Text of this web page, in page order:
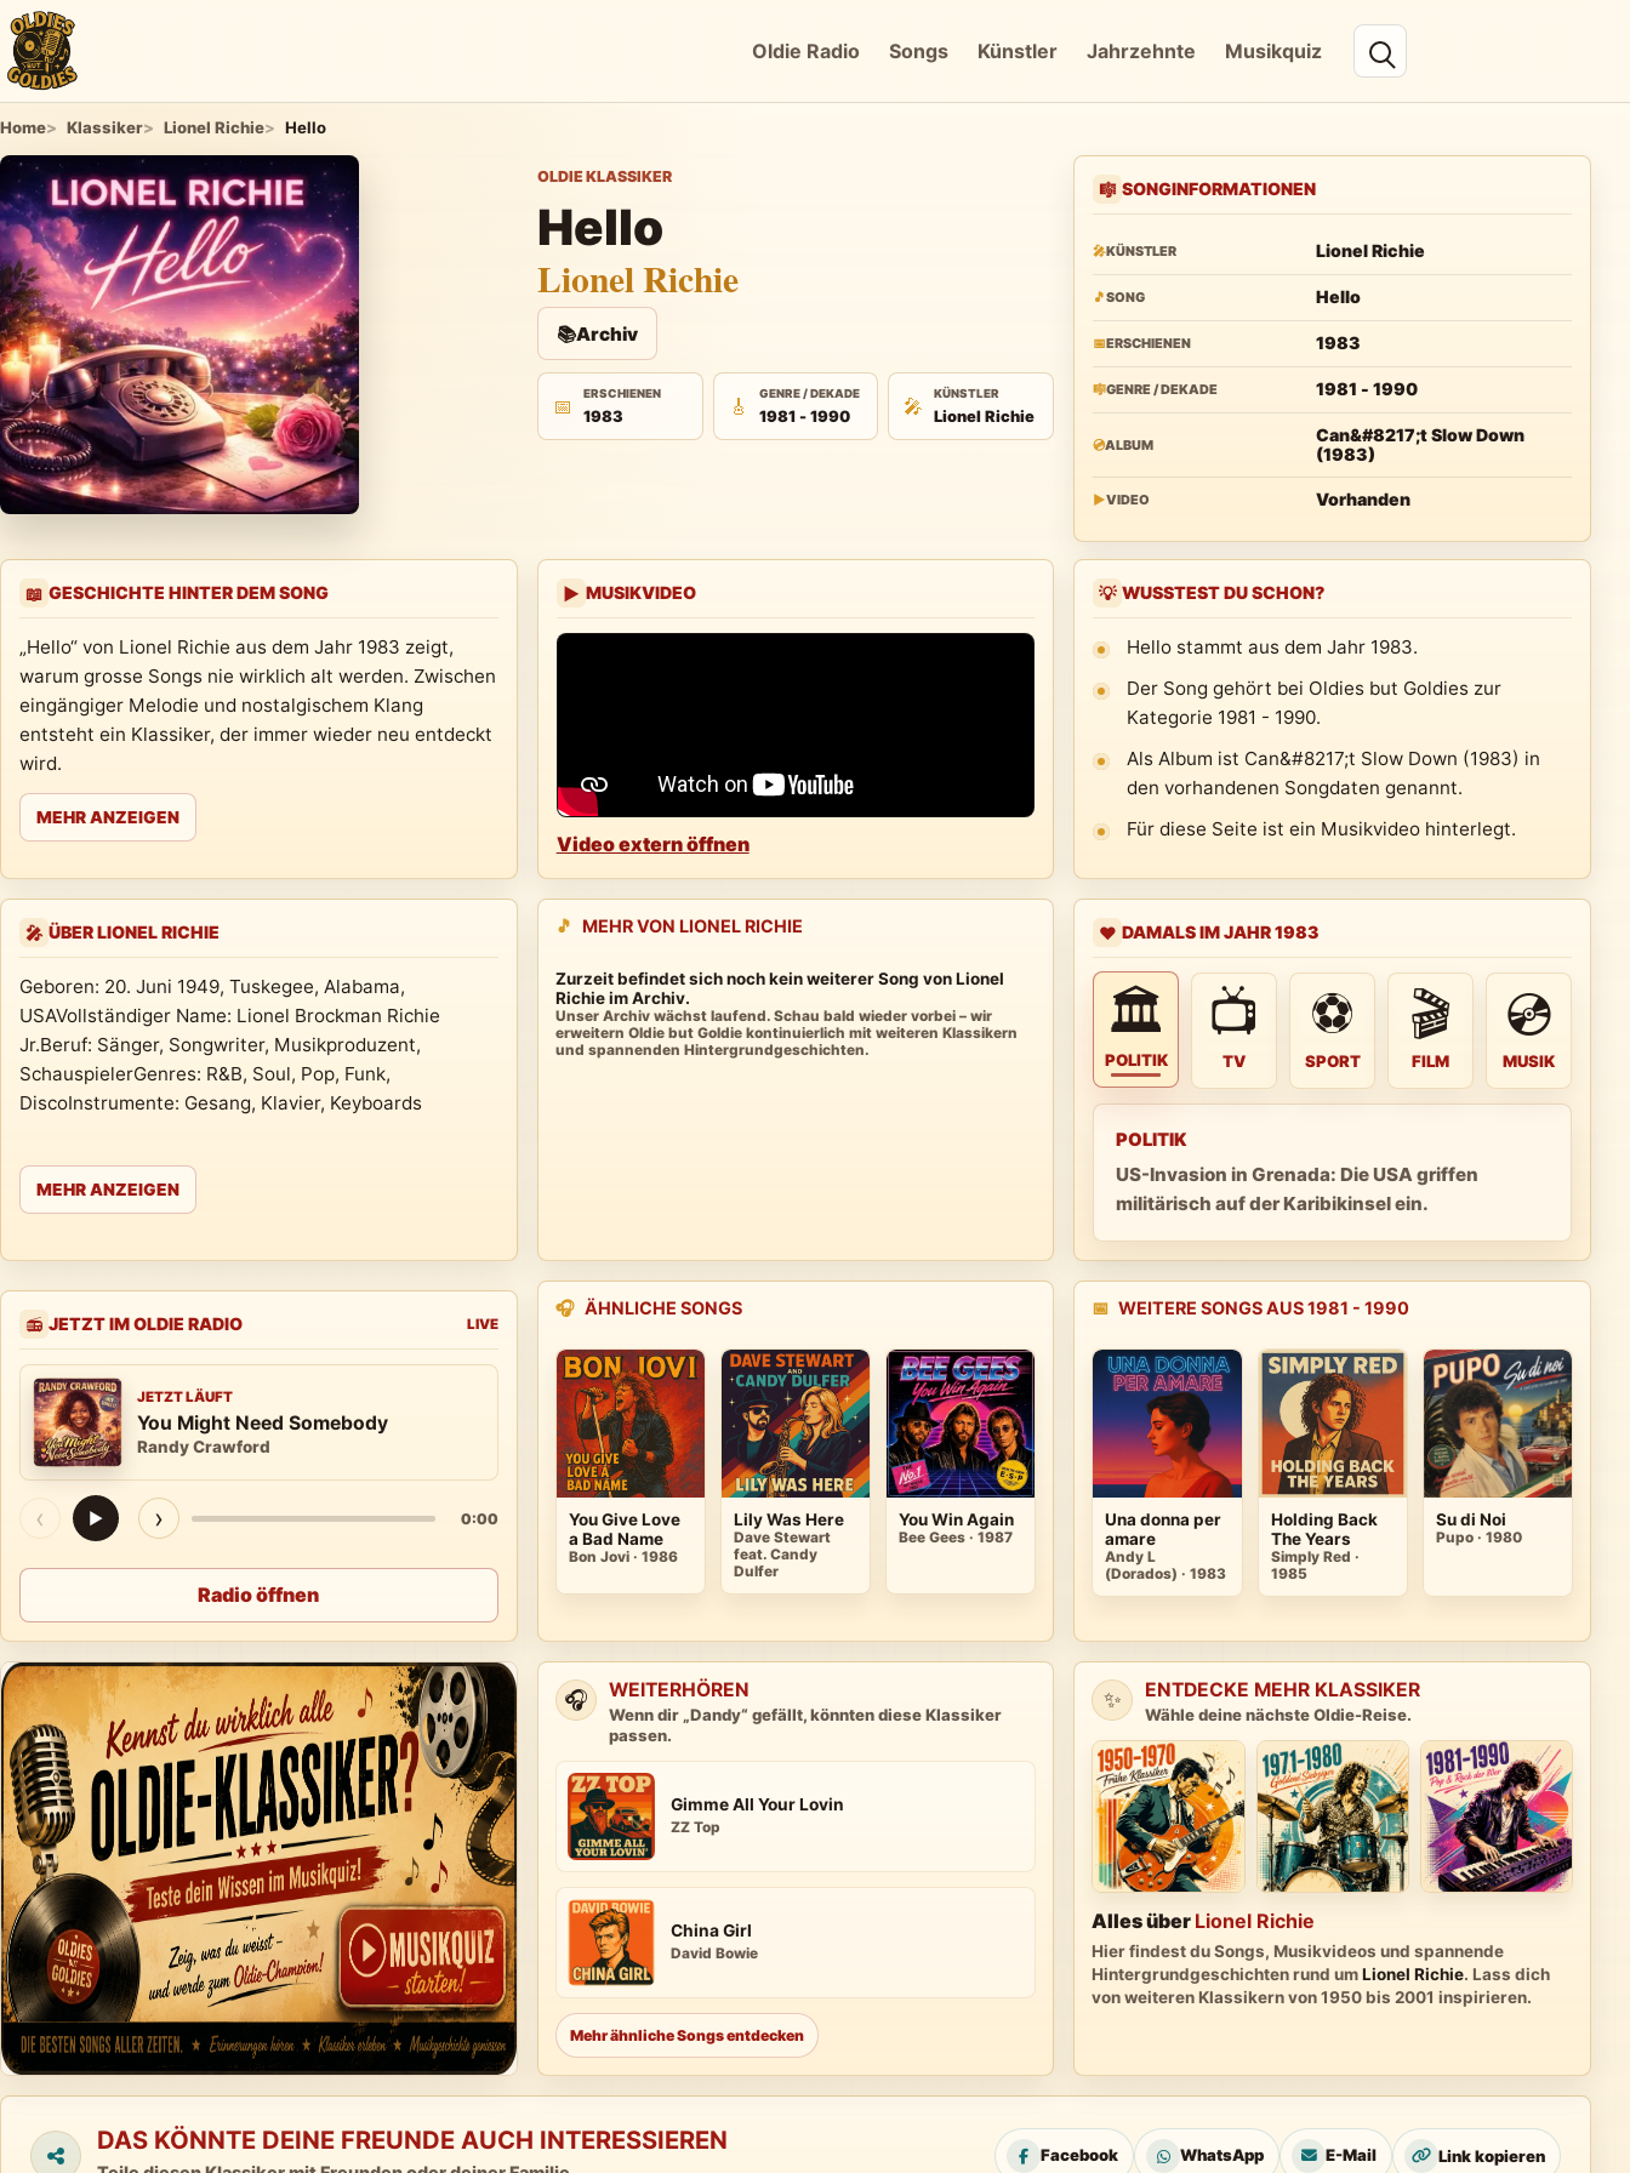
Oldie Radio Songs Künstler Jahrzehnte Musikquiz
Home Klassiker Lionel Richie Hello
OLDIE KLASSIKER
Hello
Lionel Richie
📚Archiv
📅
ERSCHIENEN
1983 🎸
GENRE / DEKADE
1981 - 1990 🎤
KÜNSTLER
Lionel Richie
🎼 SONGINFORMATIONEN
🎤KÜNSTLER Lionel Richie
🎵SONG Hello
📅ERSCHIENEN 1983
🎼GENRE / DEKADE 1981 - 1990
💿ALBUM
Can&#8217;t Slow Down
(1983)
▶VIDEO Vorhanden
📖 GESCHICHTE HINTER DEM SONG
„Hello“ von Lionel Richie aus dem Jahr 1983 zeigt,
warum grosse Songs nie wirklich alt werden. Zwischen
eingängiger Melodie und nostalgischem Klang
entsteht ein Klassiker, der immer wieder neu entdeckt
wird.
MEHR ANZEIGEN
▶ MUSIKVIDEO
Video extern öffnen
💡 WUSSTEST DU SCHON?
Hello stammt aus dem Jahr 1983.
Der Song gehört bei Oldies but Goldies zur
Kategorie 1981 - 1990.
Als Album ist Can&#8217;t Slow Down (1983) in
den vorhandenen Songdaten genannt.
Für diese Seite ist ein Musikvideo hinterlegt.
🎤 ÜBER LIONEL RICHIE
Geboren: 20. Juni 1949, Tuskegee, Alabama,
USAVollständiger Name: Lionel Brockman Richie
Jr.Beruf: Sänger, Songwriter, Musikproduzent,
SchauspielerGenres: R&B, Soul, Pop, Funk,
DiscoInstrumente: Gesang, Klavier, Keyboards
MEHR ANZEIGEN
🎵 MEHR VON LIONEL RICHIE
Zurzeit befindet sich noch kein weiterer Song von Lionel
Richie im Archiv.
Unser Archiv wächst laufend. Schau bald wieder vorbei – wir
erweitern Oldie but Goldie kontinuierlich mit weiteren Klassikern
und spannenden Hintergrundgeschichten.
❤️ DAMALS IM JAHR 1983
🏛
POLITIK
📺
TV
⚽
SPORT
🎬
FILM
💿
MUSIK
POLITIK
US-Invasion in Grenada: Die USA griffen
militärisch auf der Karibikinsel ein.
📻 JETZT IM OLDIE RADIO LIVE
JETZT LÄUFT
You Might Need Somebody
Randy Crawford
‹ ▶ › 0:00
Radio öffnen
🎧 ÄHNLICHE SONGS
You Give Love
a Bad Name
Bon Jovi · 1986
Lily Was Here
Dave Stewart
feat. Candy
Dulfer
You Win Again
Bee Gees · 1987
📅 WEITERE SONGS AUS 1981 - 1990
Una donna per
amare
Andy L
(Dorados) · 1983
Holding Back
The Years
Simply Red ·
1985
Su di Noi
Pupo · 1980
🎧 WEITERHÖREN
Wenn dir „Dandy“ gefällt, könnten diese Klassiker
passen.
Gimme All Your Lovin
ZZ Top
China Girl
David Bowie
Mehr ähnliche Songs entdecken
✨ ENTDECKE MEHR KLASSIKER
Wähle deine nächste Oldie-Reise.
Alles über Lionel Richie
Hier findest du Songs, Musikvideos und spannende
Hintergrundgeschichten rund umLionel Richie. Lass dich
von weiteren Klassikern von 1950 bis 2001 inspirieren.
DAS KÖNNTE DEINE FREUNDE AUCH INTERESSIEREN Facebook WhatsApp E-Mail Link kopieren